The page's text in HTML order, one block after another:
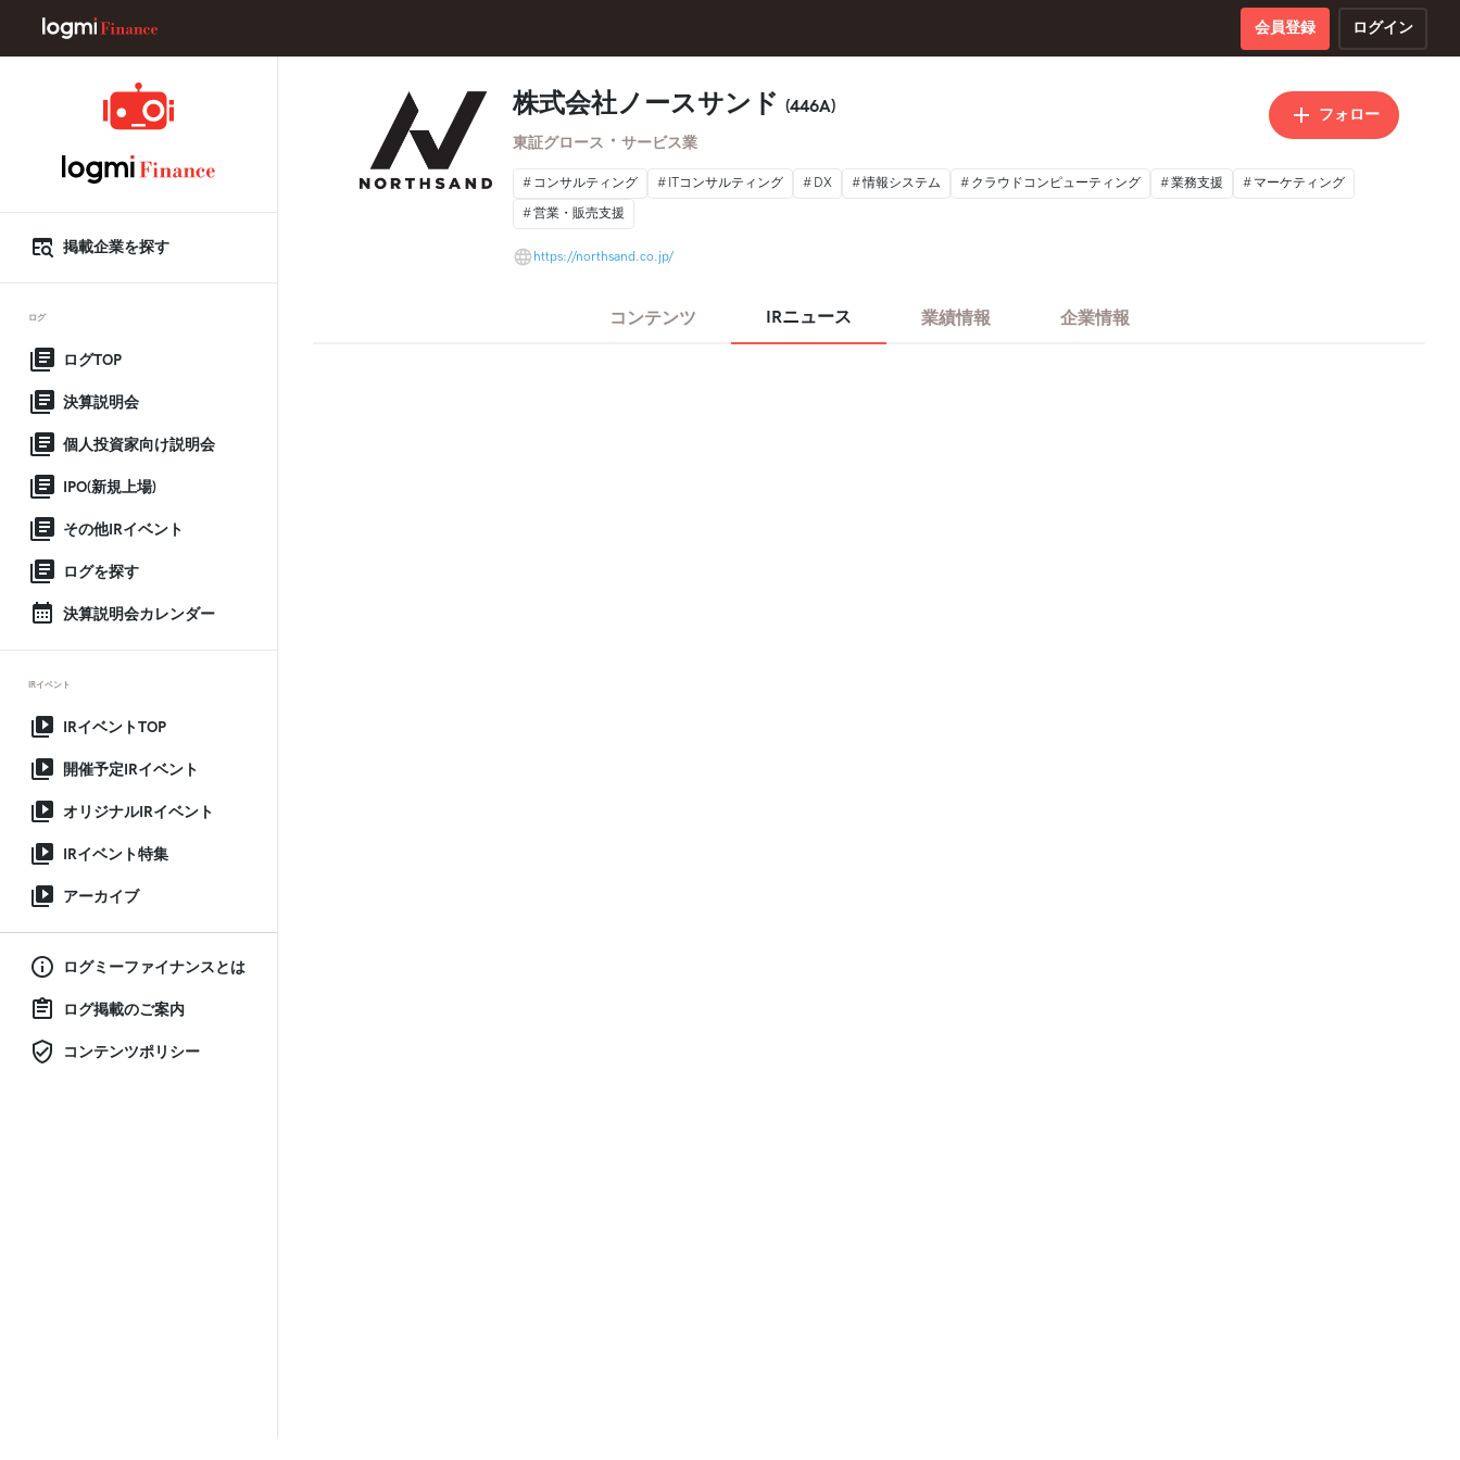
会員登録 ログイン
掲載企業を探す
ログ
ログTOP
決算説明会
個人投資家向け説明会
IPO(新規上場)
その他IRイベント
ログを探す
決算説明会カレンダー
IRイベント
IRイベントTOP
開催予定IRイベント
オリジナルIRイベント
IRイベント特集
アーカイブ
ログミーファイナンスとは
ログ掲載のご案内
コンテンツポリシー
株式会社ノースサンド (446A)
東証グロース ・ サービス業
フォロー
コンサルティング ITコンサルティング DX 情報システム クラウドコンピューティング 業務支援
マーケティング
営業・販売支援
https://northsand.co.jp/
コンテンツ IRニュース 業績情報 企業情報